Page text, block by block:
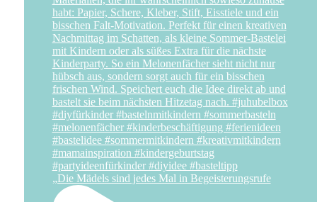
„Die Mädels sind jedes Mal in Begeisterungsrufe